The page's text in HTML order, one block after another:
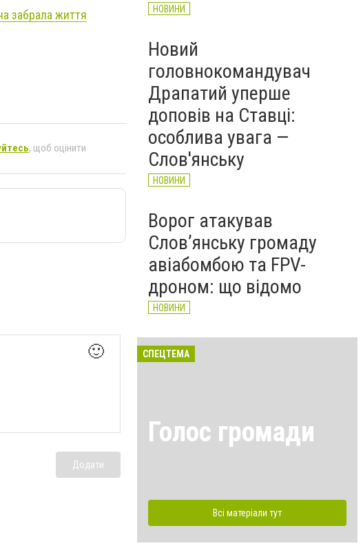
забрала життя
, щоб оцінити
🙂
Додати
НОВИНИ
Новий
головнокомандувач
Драпатий уперше
доповів на Ставці:
особлива увага —
Слов'янську
НОВИНИ
Ворог атакував
Слов’янську громаду
авіабомбою та FPV-
дроном: що відомо
НОВИНИ
СПЕЦТЕМА
Голос громади
Всі матеріали тут